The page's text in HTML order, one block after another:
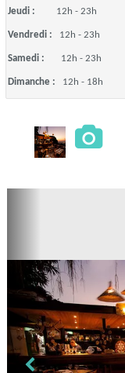
Jeudi : 12h - 23h
Vendredi : 12h - 23h
Samedi : 12h - 23h
Dimanche : 12h - 18h